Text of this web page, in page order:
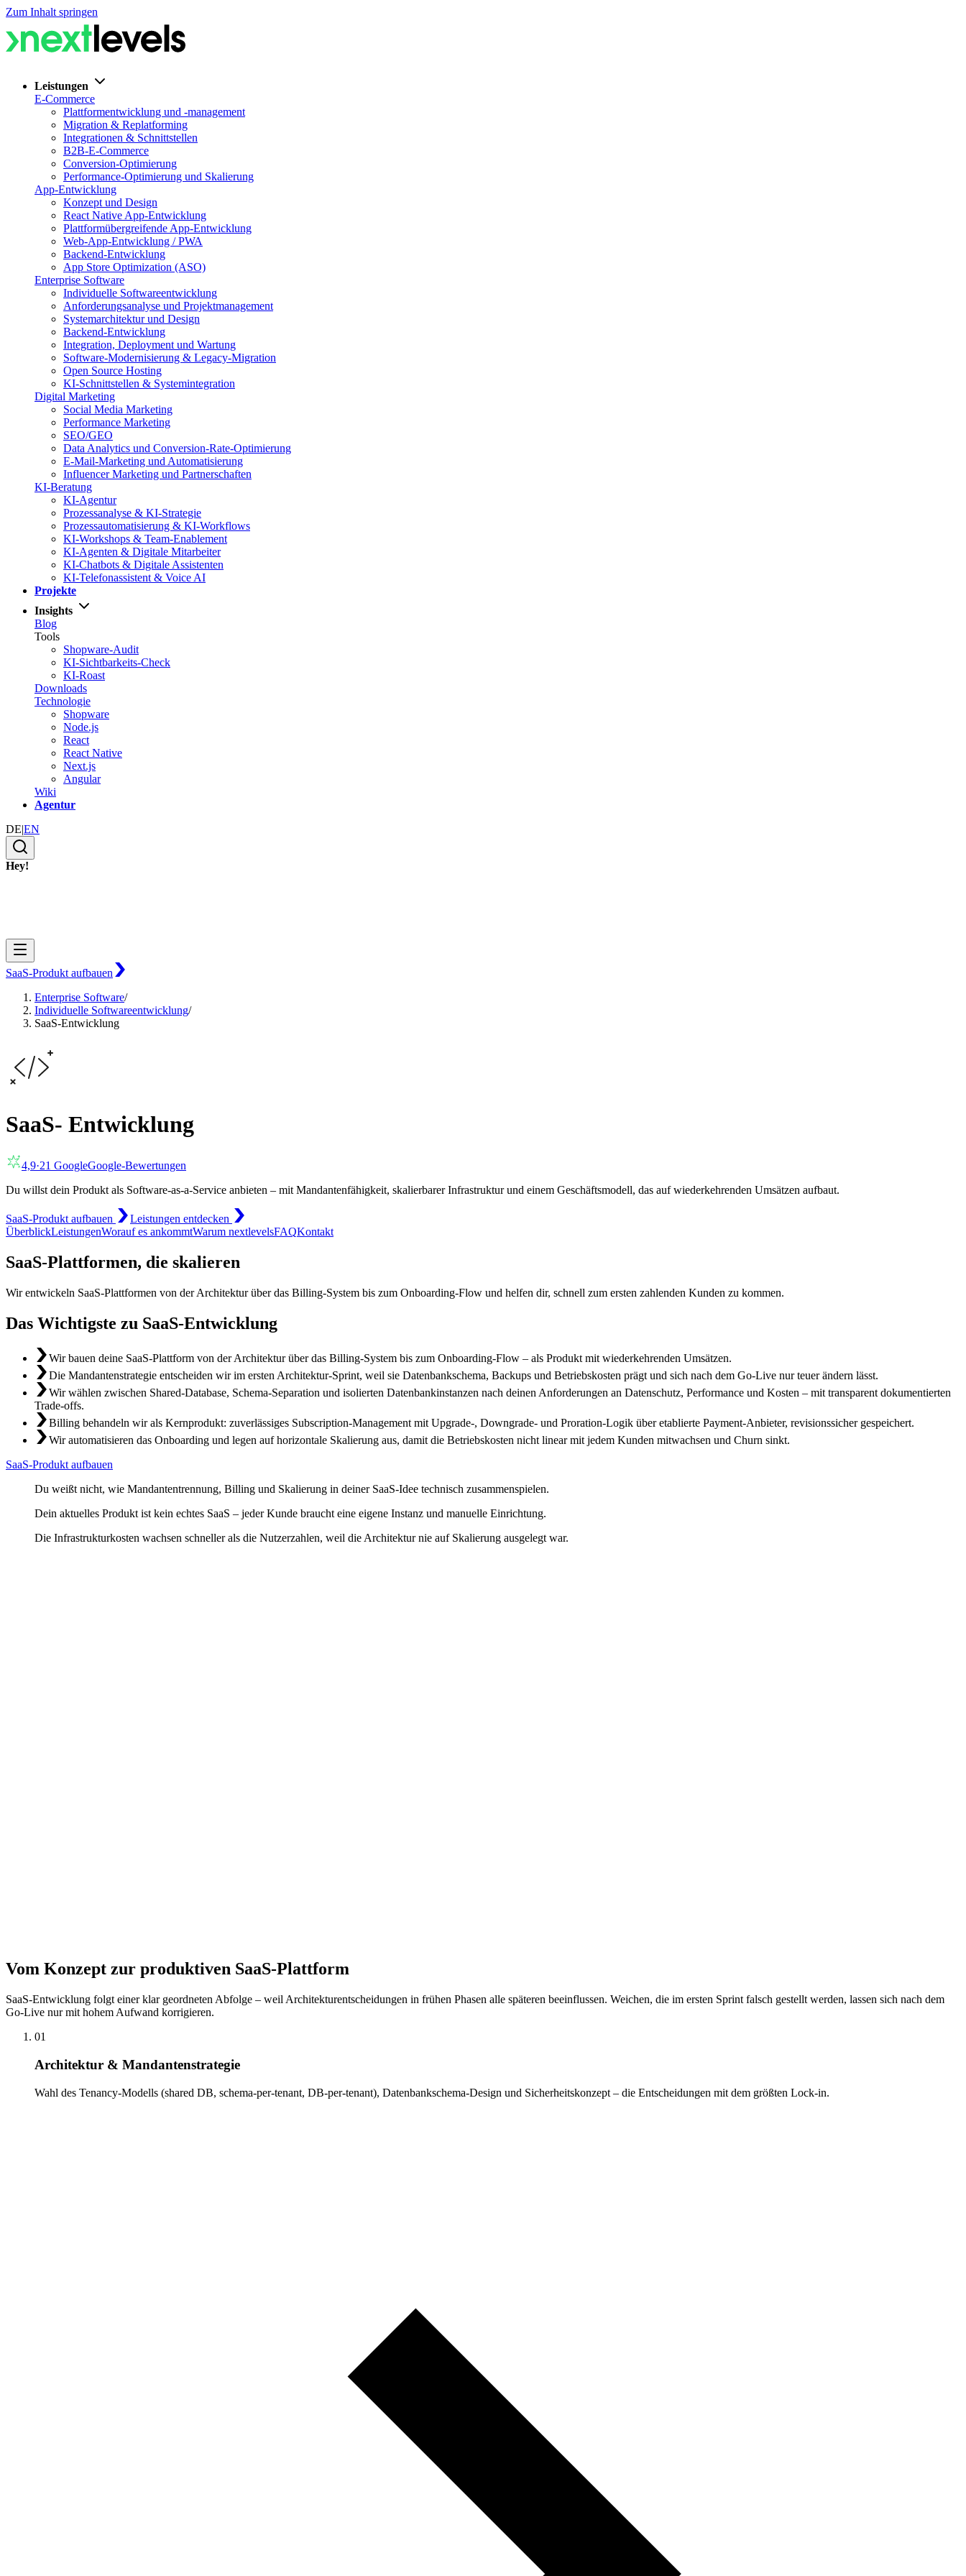
Zum Inhalt springen
Leistungen
E-Commerce
Plattformentwicklung und -management
Migration & Replatforming
Integrationen & Schnittstellen
B2B-E-Commerce
Conversion-Optimierung
Performance-Optimierung und Skalierung
App-Entwicklung
Konzept und Design
React Native App-Entwicklung
Plattformübergreifende App-Entwicklung
Web-App-Entwicklung / PWA
Backend-Entwicklung
App Store Optimization (ASO)
Enterprise Software
Individuelle Softwareentwicklung
Anforderungsanalyse und Projektmanagement
Systemarchitektur und Design
Backend-Entwicklung
Integration, Deployment und Wartung
Software-Modernisierung & Legacy-Migration
Open Source Hosting
KI-Schnittstellen & Systemintegration
Digital Marketing
Social Media Marketing
Performance Marketing
SEO/GEO
Data Analytics und Conversion-Rate-Optimierung
E-Mail-Marketing und Automatisierung
Influencer Marketing und Partnerschaften
KI-Beratung
KI-Agentur
Prozessanalyse & KI-Strategie
Prozessautomatisierung & KI-Workflows
KI-Workshops & Team-Enablement
KI-Agenten & Digitale Mitarbeiter
KI-Chatbots & Digitale Assistenten
KI-Telefonassistent & Voice AI
Projekte
Insights
Blog
Tools
Shopware-Audit
KI-Sichtbarkeits-Check
KI-Roast
Downloads
Technologie
Shopware
Node.js
React
React Native
Next.js
Angular
Wiki
Agentur
DE|EN
Hey!
SaaS-Produkt aufbauen
Enterprise Software/
Individuelle Softwareentwicklung/
SaaS-Entwicklung
SaaS- Entwicklung
4,9·21 GoogleGoogle-Bewertungen
Du willst dein Produkt als Software-as-a-Service anbieten – mit Mandantenfähigkeit, skalierbarer Infrastruktur und einem Geschäftsmodell, das auf wiederkehrenden Umsätzen aufbaut.
SaaS-Produkt aufbauen
Leistungen entdecken
ÜberblickLeistungenWorauf es ankommtWarum nextlevelsFAQKontakt
SaaS-Plattformen, die skalieren
Wir entwickeln SaaS-Plattformen von der Architektur über das Billing-System bis zum Onboarding-Flow und helfen dir, schnell zum ersten zahlenden Kunden zu kommen.
Das Wichtigste zu SaaS-Entwicklung
Wir bauen deine SaaS-Plattform von der Architektur über das Billing-System bis zum Onboarding-Flow – als Produkt mit wiederkehrenden Umsätzen.
Die Mandantenstrategie entscheiden wir im ersten Architektur-Sprint, weil sie Datenbankschema, Backups und Betriebskosten prägt und sich nach dem Go-Live nur teuer ändern lässt.
Wir wählen zwischen Shared-Database, Schema-Separation und isolierten Datenbankinstanzen nach deinen Anforderungen an Datenschutz, Performance und Kosten – mit transparent dokumentierten
Trade-offs.
Billing behandeln wir als Kernprodukt: zuverlässiges Subscription-Management mit Upgrade-, Downgrade- und Proration-Logik über etablierte Payment-Anbieter, revisionssicher gespeichert.
Wir automatisieren das Onboarding und legen auf horizontale Skalierung aus, damit die Betriebskosten nicht linear mit jedem Kunden mitwachsen und Churn sinkt.
SaaS-Produkt aufbauen
Du weißt nicht, wie Mandantentrennung, Billing und Skalierung in deiner SaaS-Idee technisch zusammenspielen.
Dein aktuelles Produkt ist kein echtes SaaS – jeder Kunde braucht eine eigene Instanz und manuelle Einrichtung.
Die Infrastrukturkosten wachsen schneller als die Nutzerzahlen, weil die Architektur nie auf Skalierung ausgelegt war.
Vom Konzept zur produktiven SaaS-Plattform
SaaS-Entwicklung folgt einer klar geordneten Abfolge – weil Architekturentscheidungen in frühen Phasen alle späteren beeinflussen. Weichen, die im ersten Sprint falsch gestellt werden, lassen sich nach dem
Go-Live nur mit hohem Aufwand korrigieren.
01
Architektur & Mandantenstrategie
Wahl des Tenancy-Modells (shared DB, schema-per-tenant, DB-per-tenant), Datenbankschema-Design und Sicherheitskonzept – die Entscheidungen mit dem größten Lock-in.